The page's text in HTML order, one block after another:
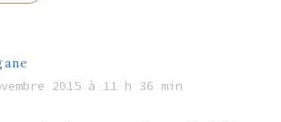
2015 à 11 h 36 min